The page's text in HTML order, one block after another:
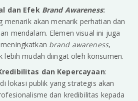
dan Efek Brand Awareness:
menarik akan menarik perhatian dan
mendalam. Elemen visual ini juga
brand awareness,
lebih mudah diingat oleh konsumen.
dan Kepercayaan:
lokasi publik yang strategis akan
dan kredibilitas kepada